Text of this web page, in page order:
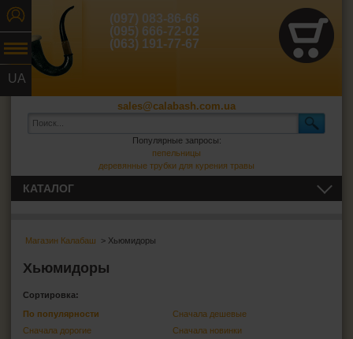
UA
(097) 083-86-66
(095) 666-72-02
(063) 191-77-67
sales@calabash.com.ua
Популярные запросы:
пепельницы
деревянные трубки для курения травы
Магазин Калабаш > Хьюмидоры
Хьюмидоры
Сортировка:
По популярности
Сначала дешевые
Сначала дорогие
Сначала новинки
КАТАЛОГ
Пепельницы для сигар
Зажигалки для сигар
Футляры для сигар